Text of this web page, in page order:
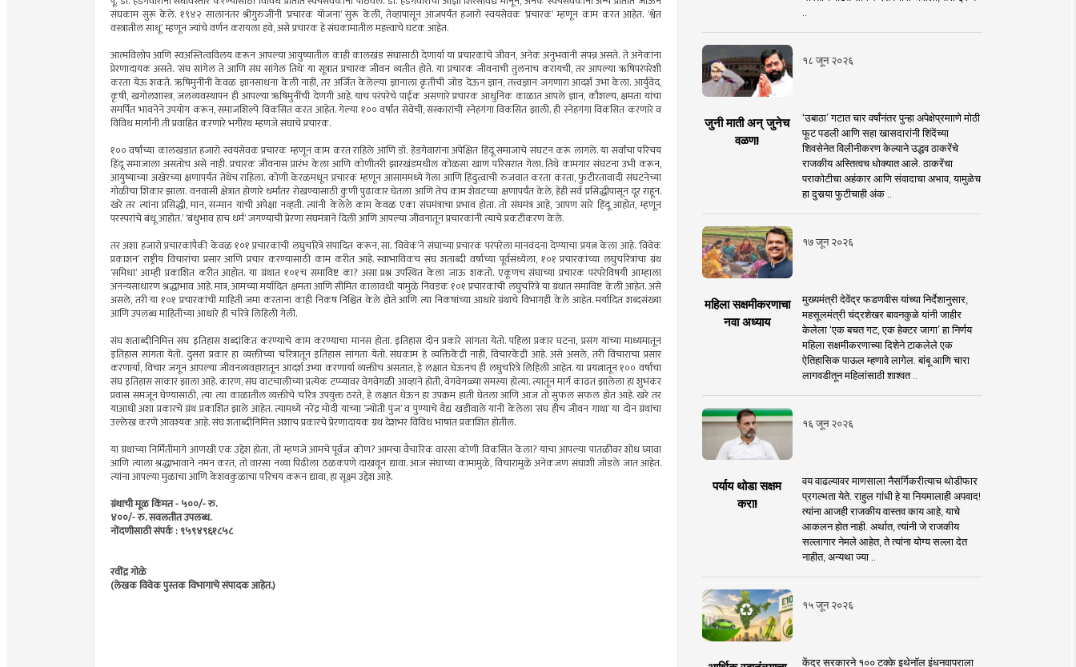
संघकाम सुरू केले. १९४२ सालानंतर श्रीगुरुजींनी ‘प्रचारक योजना’ सुरू केली, तेव्हापासून आजपर्यंत हजारो स्वयंसेवक ‘प्रचारक’ म्हणून काम करत आहेत. ‘श्वेत
वस्त्रातील साधू’ म्हणून ज्यांचे वर्णन करायला हवे, असे प्रचारक हे संघकामातील महत्त्वाचे घटक आहेत.
आत्मविलोप आणि स्वअस्तित्वविलय करून आपल्या आयुष्यातील काही कालखंड संघासाठी देणार्या या प्रचारकांचे जीवन, अनेक अनुभवांनी संपन्न असते. ते अनेकांना
प्रेरणादायक असते. ‘संघ सांगेल ते आणि संघ सांगेल तिथे’ या सूत्रात प्रचारक जीवन व्यतीत होते. या प्रचारक जीवनाची तुलनाच करायची, तर आपल्या ऋषिपरंपरेशी
करता येऊ शकते. ऋषिमुनींनी केवळ ज्ञानसाधना केली नाही, तर अर्जित केलेल्या ज्ञानाला कृतीची जोड देऊन ज्ञान, तत्त्वज्ञान जगणारा आदर्श उभा केला. आर्युवेद,
कृषी, खगोलशास्त्र, जलव्यवस्थापन ही आपल्या ऋषिमुनींची देणगी आहे. याच परंपरेचे पाईक असणारे प्रचारक आधुनिक काळात आपले ज्ञान, कौशल्य, क्षमता यांचा
समर्पित भावनेने उपयोग करून, समाजशिल्पे विकसित करत आहेत. गेल्या १०० वर्षांत सेवेची, संस्कारांची स्नेहगंगा विकसित झाली. ही स्नेहगंगा विकसित करणारे व
विविध मार्गांनी ती प्रवाहित करणारे भगीरथ म्हणजे संघाचे प्रचारक.
१०० वर्षांच्या कालखंडात हजारो स्वयंसेवक प्रचारक म्हणून काम करत राहिले आणि डॉ. हेडगेवारांना अपेक्षित हिंदू समाजाचे संघटन करू लागले. या सर्वांचा परिचय
हिंदू समाजाला असतोच असे नाही. प्रचारक जीवनास प्रारंभ केला आणि कोणीतरी झारखंडमधील कोळसा खाण परिसरात गेला. तिथे कामगार संघटना उभी करून,
आयुष्याच्या अखेरच्या क्षणापर्यंत तेथेच राहिला. कोणी केरळमधून प्रचारक म्हणून आसाममध्ये गेला आणि हिंदुत्वाची रुजवात करता करता, फुटीरतावादी संघटनेच्या
गोळीचा शिकार झाला. वनवासी क्षेत्रात होणारे धर्मांतर रोखण्यासाठी कुणी पुढाकार घेतला आणि तेच काम शेवटच्या क्षणापर्यंत केले, हेही सर्व प्रसिद्धीपासून दूर राहून.
खरे तर त्यांना प्रसिद्धी, मान, सन्मान यांची अपेक्षा नव्हती. त्यांनी केलेले काम केवळ एका संघमंत्राचा प्रभाव होता. तो संघमंत्र आहे, ‘आपण सारे हिंदू आहोत, म्हणून
परस्परांचे बंधू आहोत.’ ‘बंधुभाव हाच धर्म’ जगण्याची प्रेरणा संघमंत्राने दिली आणि आपल्या जीवनातून प्रचारकांनी त्याचे प्रकटीकरण केले.
तर अशा हजारो प्रचारकांपैकी केवळ १०१ प्रचारकांची लघुचरित्रे संपादित करून, सा. ‘विवेक’ने संघाच्या प्रचारक परंपरेला मानवंदना देण्याचा प्रयत्न केला आहे. ‘विवेक
प्रकाशन’ राष्ट्रीय विचारांचा प्रसार आणि प्रचार करण्यासाठी काम करीत आहे. स्वाभाविकच संघ शताब्दी वर्षाच्या पूर्वसंध्येला, १०१ प्रचारकांच्या लघुचरित्रांचा ग्रंथ
‘समिधा’ आम्ही प्रकाशित करीत आहोत. या ग्रंथात १०१च समाविष्ट का? असा प्रश्न उपस्थित केला जाऊ शकतो. एकूणच संघाच्या प्रचारक परंपरेविषयी आम्हाला
अनन्यसाधारण श्रद्धाभाव आहे. मात्र, आमच्या मर्यादित क्षमता आणि सीमित कालावधी यांमुळे निवडक १०१ प्रचारकांची लघुचरित्रे या ग्रंथात समाविष्ट केली आहेत. असे
असले, तरी या १०१ प्रचारकांची माहिती जमा करताना काही निकष निश्चित केले होते आणि त्या निकषांच्या आधारे ग्रंथाचे विभागही केले आहेत. मर्यादित शब्दसंख्या
आणि उपलब्ध माहितीच्या आधारे ही चरित्रे लिहिली गेली.
संघ शताब्दीनिमित्त संघ इतिहास शब्दांकित करण्याचे काम करण्याचा मानस होता. इतिहास दोन प्रकारे सांगता येतो. पहिला प्रकार घटना, प्रसंग यांच्या माध्यमातून
इतिहास सांगता येतो. दुसरा प्रकार हा व्यक्तीच्या चरित्रातून इतिहास सांगता येतो. संघकाम हे व्यक्तिकेंद्री नाही, विचारकेंद्री आहे. असे असले, तरी विचाराचा प्रसार
करणार्या, विचार जगून आपल्या जीवनव्यवहारातून आदर्श उभ्या करणार्या व्यक्तीच असतात, हे लक्षात घेऊनच ही लघुचरित्रे लिहिली आहेत. या प्रयत्नातून १०० वर्षांचा
संघ इतिहास साकार झाला आहे. कारण, संघ वाटचालीच्या प्रत्येक टप्प्यावर वेगवेगळी आव्हाने होती, वेगवेगळ्या समस्या होत्या. त्यातून मार्ग काढत झालेला हा शुभंकर
प्रवास समजून घेण्यासाठी, त्या त्या काळातील व्यक्तीचे चरित्र उपयुक्त ठरते, हे लक्षात घेऊन हा उपक्रम हाती घेतला आणि आज तो सुफल सफल होत आहे. खरे तर
याआधी अशा प्रकारचे ग्रंथ प्रकाशित झाले आहेत. त्यामध्ये नरेंद्र मोदी यांच्या ‘ज्योती पुंज’ व पुण्याचे वैद्य खडीवाले यांनी केलेला ‘संघ हीच जीवन गाथा’ या दोन ग्रंथांचा
उल्लेख करणे आवश्यक आहे. संघ शताब्दीनिमित्त अशाच प्रकारचे प्रेरणादायक ग्रंथ देशभर विविध भाषांत प्रकाशित होतील.
या ग्रंथाच्या निर्मितीमागे आणखी एक उद्देश होता, तो म्हणजे आमचे पूर्वज कोण? आमचा वैचारिक वारसा कोणी विकसित केला? याचा आपल्या पातळीवर शोध घ्यावा
आणि त्याला श्रद्धाभावाने नमन करत, तो वारसा नव्या पिढीला ठळकपणे दाखवून द्यावा. आज संघाच्या कामामुळे, विचारामुळे अनेकजण संघाशी जोडले जात आहेत.
त्यांना आपल्या मुळाचा आणि केशवकुळाचा परिचय करून द्यावा, हा सूक्ष्म उद्देश आहे.
ग्रंथाची मूळ किंमत - ५००/- रु.
४००/- रु. सवलतीत उपलब्ध.
नोंदणीसाठी संपर्क : ९५९४९६१८५८
रवींद्र गोळे
(लेखक विवेक पुस्तक विभागाचे संपादक आहेत.)
१८ जून २०२६
जुनी माती अन् जुनेच
वळण!
‘उबाठा’ गटात चार वर्षांनंतर पुन्हा अपेक्षेप्रमााणे मोठी
फूट पडली आणि सहा खासदारांनी शिंदेंच्या
शिवसेनेत विलीनीकरण केल्याने उद्धव ठाकरेंचे
राजकीय अस्तित्वच धोक्यात आले. ठाकरेंचा
पराकोटीचा अहंकार आणि संवादाचा अभाव, यामुळेच
हा दुसर्‍या फुटीचाही अंक ..
१७ जून २०२६
महिला सक्षमीकरणाचा
नवा अध्याय
मुख्यमंत्री देवेंद्र फडणवीस यांच्या निर्देशानुसार,
महसूलमंत्री चंद्रशेखर बावनकुळे यांनी जाहीर
केलेला ‘एक बचत गट, एक हेक्टर जागा’ हा निर्णय
महिला सक्षमीकरणाच्या दिशेने टाकलेले एक
ऐतिहासिक पाऊल म्हणावे लागेल. बांबू आणि चारा
लागवडीतून महिलांसाठी शाश्वत ..
१६ जून २०२६
पर्याय थोडा सक्षम
करा!
वय वाढल्यावर माणसाला नैसर्गिकरीत्याच थोडीफार
प्रगल्भता येते. राहुल गांधी हे या नियमालाही अपवाद!
त्यांना आजही राजकीय वास्तव काय आहे, याचे
आकलन होत नाही. अर्थात, त्यांनी जे राजकीय
सल्लागार नेमले आहेत, ते त्यांना योग्य सल्ला देत
नाहीत, अन्यथा ज्या ..
१५ जून २०२६
केंद्र सरकारने १०० टक्के इथेनॉल इंधनवापराला